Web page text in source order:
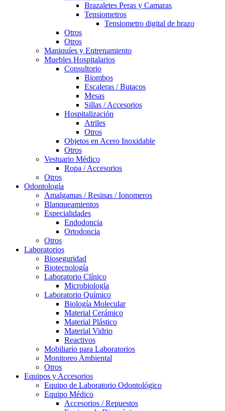
Brazaletes Peras y Camaras
Tensiometros
Tensiometro digital de brazo
Otros
Otros
Maniquíes y Entrenamiento
Muebles Hospitalarios
Consultorio
Biombos
Escaleras / Butacos
Mesas
Sillas / Accesorios
Hospitalización
Atriles
Otros
Objetos en Acero Inoxidable
Otros
Vestuario Médico
Ropa / Accesorios
Otros
Odontología
Amalgamas / Resinas / Ionomeros
Blanqueamientos
Especialidades
Endodoncia
Ortodoncia
Otros
Laboratorios
Bioseguridad
Biotecnología
Laboratorio Clínico
Microbiología
Laboratorio Químico
Biología Molecular
Material Cerámico
Material Plástico
Material Vidrio
Reactivos
Mobiliario para Laboratorios
Monitoreo Ambiental
Otros
Equipos y Accesorios
Equipo de Laboratorio Odontológico
Equipo Médico
Accesorios / Repuestos